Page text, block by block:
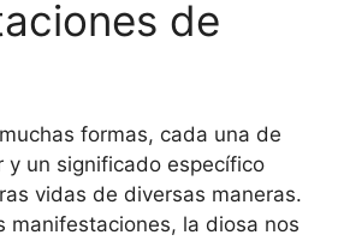
de
formas, cada una de
y un significado específico
vidas de diversas maneras.
manifestaciones, la diosa nos